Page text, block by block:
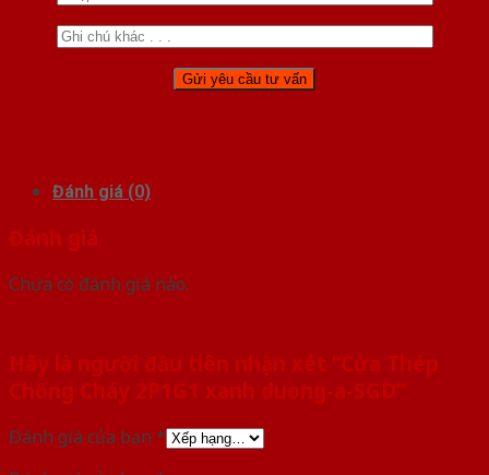
Đánh giá (0)
Đánh giá
Chưa có đánh giá nào.
Hãy là người đầu tiên nhận xét “Cửa Thép
Chống Cháy 2P1G1 xanh duong-a-SGD”
Đánh giá của bạn *